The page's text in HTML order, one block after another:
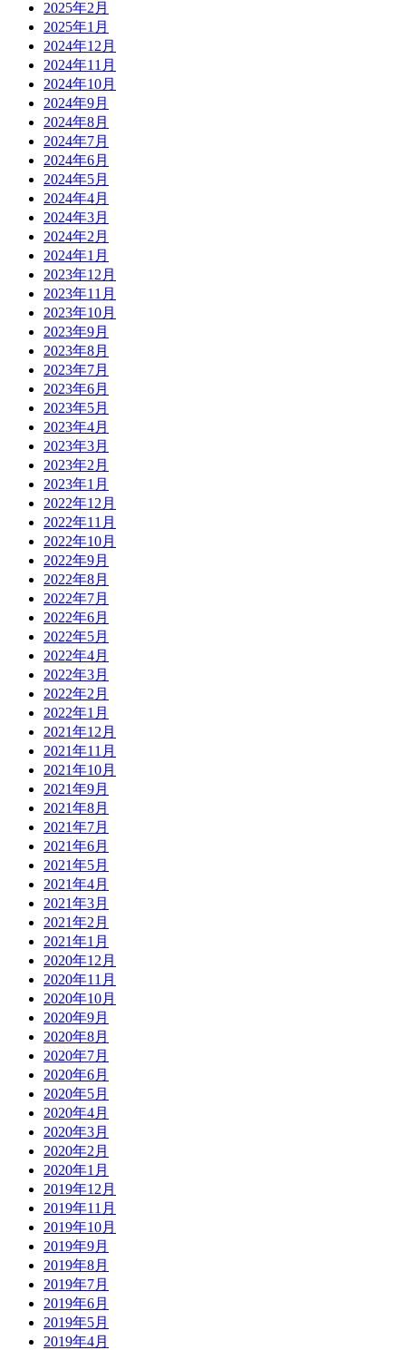
2025年2月
2025年1月
2024年12月
2024年11月
2024年10月
2024年9月
2024年8月
2024年7月
2024年6月
2024年5月
2024年4月
2024年3月
2024年2月
2024年1月
2023年12月
2023年11月
2023年10月
2023年9月
2023年8月
2023年7月
2023年6月
2023年5月
2023年4月
2023年3月
2023年2月
2023年1月
2022年12月
2022年11月
2022年10月
2022年9月
2022年8月
2022年7月
2022年6月
2022年5月
2022年4月
2022年3月
2022年2月
2022年1月
2021年12月
2021年11月
2021年10月
2021年9月
2021年8月
2021年7月
2021年6月
2021年5月
2021年4月
2021年3月
2021年2月
2021年1月
2020年12月
2020年11月
2020年10月
2020年9月
2020年8月
2020年7月
2020年6月
2020年5月
2020年4月
2020年3月
2020年2月
2020年1月
2019年12月
2019年11月
2019年10月
2019年9月
2019年8月
2019年7月
2019年6月
2019年5月
2019年4月